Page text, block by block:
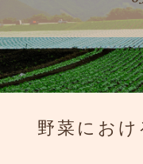
野菜におけ